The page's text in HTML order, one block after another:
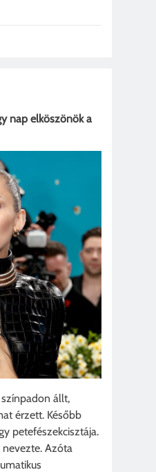
nap elköszönök a
állt,
érzett. Később
petefészekcisztája.
Azóta